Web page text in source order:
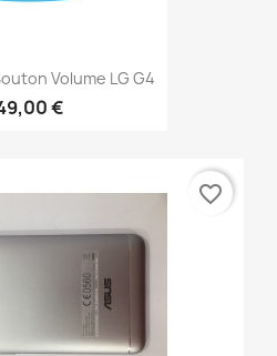
Volume LG G4
€
favorite_border